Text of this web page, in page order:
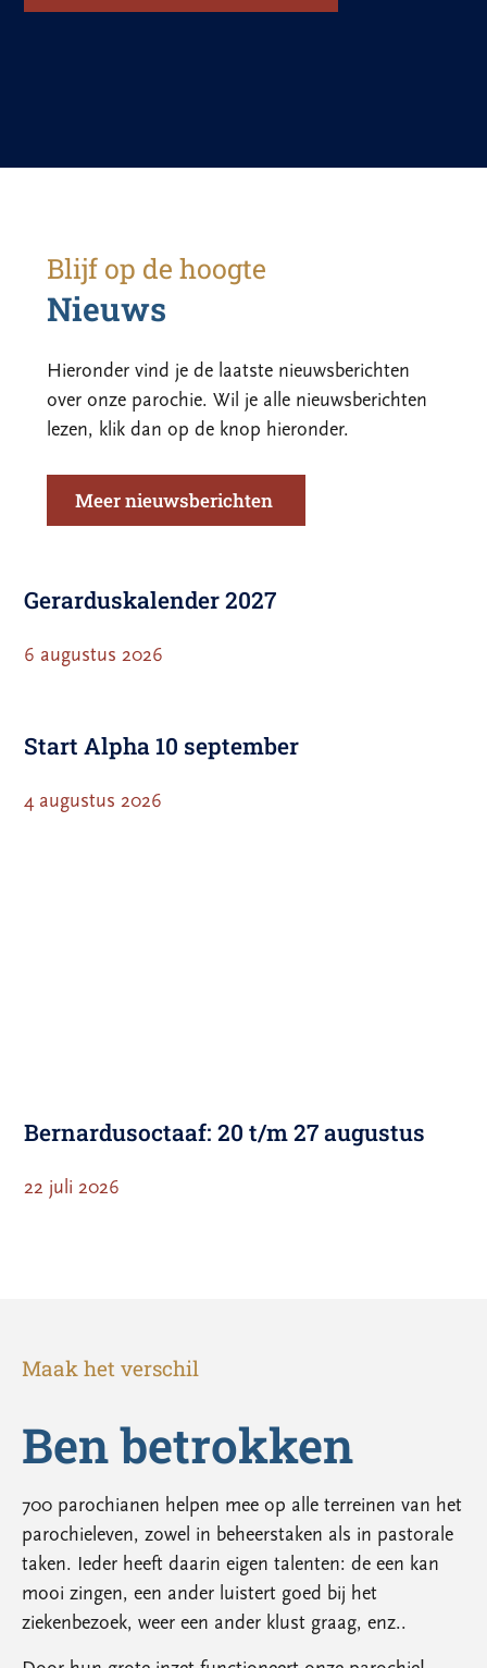
Blijf op de hoogte
Nieuws
Hieronder vind je de laatste nieuwsberichten
over onze parochie. Wil je alle nieuwsberichten
lezen, klik dan op de knop hieronder.
Meer nieuwsberichten
Gerarduskalender 2027
6 augustus 2026
Start Alpha 10 september
4 augustus 2026
Bernardusoctaaf: 20 t/m 27 augustus
22 juli 2026
Maak het verschil
Ben betrokken
700 parochianen helpen mee op alle terreinen van het
parochieleven, zowel in beheerstaken als in pastorale
taken. Ieder heeft daarin eigen talenten: de een kan
mooi zingen, een ander luistert goed bij het
ziekenbezoek, weer een ander klust graag, enz..